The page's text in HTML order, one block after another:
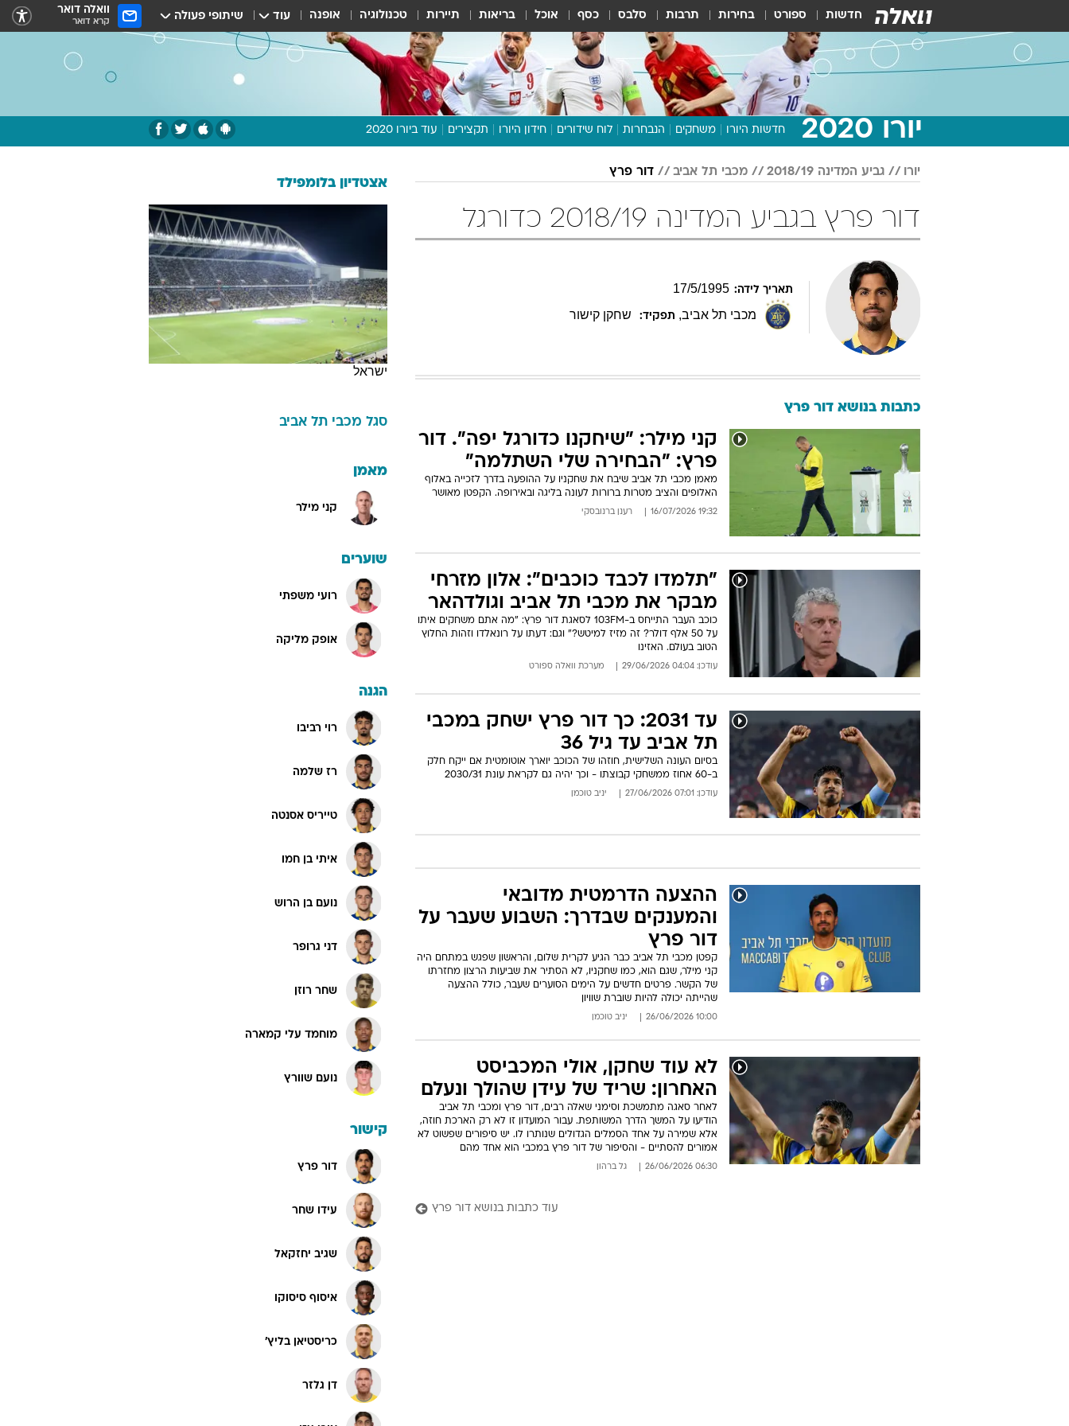
חדשות ספורט בחירות תרבות סלבס כסף אוכל בריאות תיירות טכנולוגיה אופנה עוד שיתופי פעולה וואלה דואר
קרא דואר
יורו 2020 חדשות היורו משחקים הנבחרות לוח שידורים חידון היורו תקצירים עוד ביורו 2020
תכנית היורו
וואלה! ספורט
יורו גביע המדינה 2018/19 מכבי תל אביב דור פרץ
דור פרץ בגביע המדינה 2018/19 כדורגל
תאריך לידה: 17/5/1995
מכבי תל אביב, תפקיד: שחקן קישור
כתבות בנושא דור פרץ
קני מילר: "שיחקנו כדורגל יפה". דור
פרץ: "הבחירה שלי השתלמה"
מאמן מכבי תל אביב שיבח את שחקניו על ההופעה בדרך לזכייה באלוף
האלופים והציב מטרות ברורות לעונה בליגה ובאירופה. הקפטן מאושר
19:32 16/07/2026 רענן ברנובסקי
"תלמדו לכבד כוכבים": אלון מזרחי
מבקר את מכבי תל אביב וגולדהאר
כוכב העבר התייחס ב-103FM לסאגת דור פרץ: "מה אתם משחקים איתו
על 50 אלף דולר? זה מזיז למיטש?" וגם: דעתו על רונאלדו וזהות החלוץ
הטוב בעולם. האזינו
עודכן: 04:04 29/06/2026 מערכת וואלה ספורט
עד 2031: כך דור פרץ ישחק במכבי
תל אביב עד גיל 36
בסיום העונה השלישית, חוזהו של הכוכב יוארך אוטומטית אם ייקח חלק
ב-60 אחוז ממשחקי קבוצתו - וכך יהיה גם לקראת עונת 2030/31
עודכן: 07:01 27/06/2026 יניב טוכמן
ההצעה הדרמטית מדובאי
והמענקים שבדרך: השבוע שעבר על
דור פרץ
קפטן מכבי תל אביב כבר הגיע לקרית שלום, והראשון שפגש במתחם היה
קני מילר, שגם הוא, כמו שחקניו, לא הסתיר את שביעות הרצון מחזרתו
של הקשר. פרטים חדשים על הימים הסוערים שעבר, כולל ההצעה
שהייתה יכולה להיות שוברת שוויון
10:00 26/06/2026 יניב טוכמן
לא עוד שחקן, אולי המכביסט
האחרון: שריד של עידן שהולך ונעלם
לאחר סאגה מתמשכת וסימני שאלה רבים, דור פרץ ומכבי תל אביב
הודיעו על המשך הדרך המשותפת. עבור המועדון זו לא רק הארכת חוזה,
אלא שמירה על אחד הסמלים הגדולים שנותרו לו. יש סיפורים שפשוט לא
אמורים להסתיים - והסיפור של דור פרץ במכבי הוא אחד מהם
06:30 26/06/2026 גל ברהון
עוד כתבות בנושא דור פרץ
אצטדיון בלומפילד
ישראל
סגל מכבי תל אביב
מאמן
קני מילר
שוערים
רועי משפתי
אופק מליקה
הגנה
רוי רביבו
רז שלמה
טייריס אסנטה
איתי בן חמו
נועם בן הרוש
דני גרופר
שחר רוזן
מוחמד עלי קמארה
נועם שוורץ
קישור
דור פרץ
עידו שחר
שגיב יחזקאל
איסוף סיסוקו
כריסטיאן בליץ'
דן גלזר